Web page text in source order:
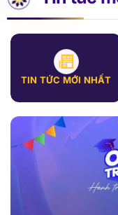
TIN TỨC MỚI NHẤT